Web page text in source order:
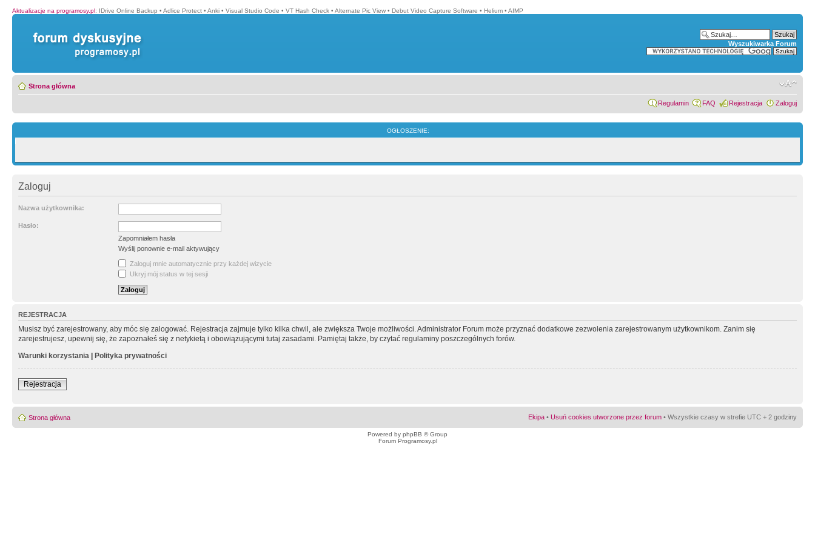
Aktualizacje na programosy.pl: IDrive Online Backup • Adlice Protect • Anki • Visual Studio Code • VT Hash Check • Alternate Pic View • Debut Video Capture Software • Helium • AIMP
Wyszukiwarka Forum
Strona główna
Regulamin FAQ Rejestracja Zaloguj
OGŁOSZENIE:
Zaloguj
Nazwa użytkownika:
Hasło:
Zapomniałem hasła
Wyślij ponownie e-mail aktywujący
Zaloguj mnie automatycznie przy każdej wizycie
Ukryj mój status w tej sesji
REJESTRACJA
Musisz być zarejestrowany, aby móc się zalogować. Rejestracja zajmuje tylko kilka chwil, ale zwiększa Twoje możliwości. Administrator Forum może przyznać dodatkowe zezwolenia zarejestrowanym użytkownikom. Zanim się
zarejestrujesz, upewnij się, że zapoznałeś się z netykietą i obowiązującymi tutaj zasadami. Pamiętaj także, by czytać regulaminy poszczególnych forów.
Warunki korzystania | Polityka prywatności
Rejestracja
Strona główna Ekipa • Usuń cookies utworzone przez forum • Wszystkie czasy w strefie UTC + 2 godziny
Powered by phpBB © Group
Forum Programosy.pl